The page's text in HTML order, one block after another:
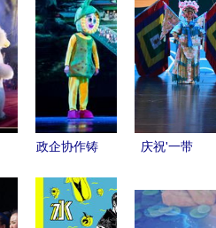
政企协作铸
品，《菠萝
庆祝'一带
10周年暨中